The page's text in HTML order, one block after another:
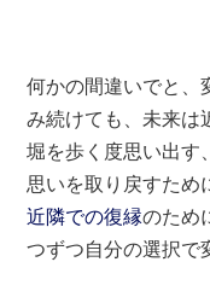
何かの間違いでと、
み続けても、未来は
堀を歩く度思い出す
思いを取り戻すため
近隣での復縁のため
つずつ自分の選択で